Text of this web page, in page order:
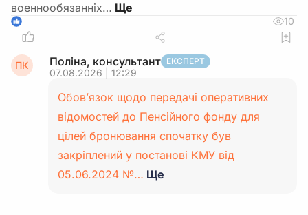
военнообязанніх…
1 10
ПК Поліна, консультант ЕКСПЕРТ
07.08.2026 | 12:29
Обов’язок щодо передачі оперативних
відомостей до Пенсійного фонду для
цілей бронювання спочатку був
закріплений у постанові КМУ від
05.06.2024 №… Ще